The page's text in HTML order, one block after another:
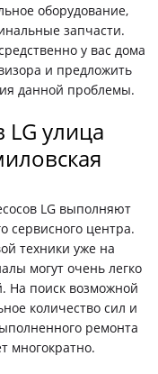
оборудование,
запчасти.
у вас дома
и предложить
данной проблемы.
улица
LG выполняют
сервисного центра.
техники уже на
могут очень легко
На поиск возможной
количество сил и
ремонта
многократно.